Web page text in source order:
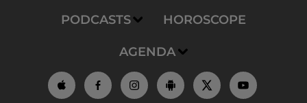
PODCASTS HOROSCOPE
AGENDA